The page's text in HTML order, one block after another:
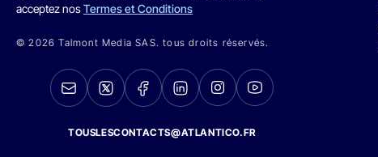
acceptez nosTermes et Conditions
© 2026 Talmont Media SAS. tous droits réservés.
TOUSLESCONTACTS@ATLANTICO.FR